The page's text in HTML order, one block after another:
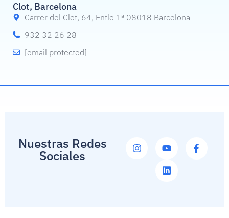
Clot, Barcelona
Carrer del Clot, 64, Entlo 1ª 08018 Barcelona
932 32 26 28
[email protected]
Nuestras Redes
Sociales